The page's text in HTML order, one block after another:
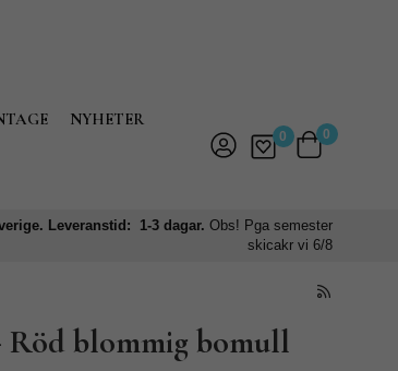
NYHETER
0 0
Leveranstid: 1-3 dagar.Obs! Pga semester
skicakr vi 6/8
blommig bomull